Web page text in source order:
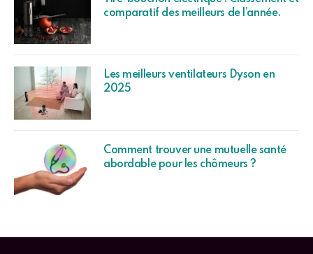
comparatif des meilleurs de l’année.
Les meilleurs ventilateurs Dyson en
2025
Comment trouver une mutuelle santé
abordable pour les chômeurs ?